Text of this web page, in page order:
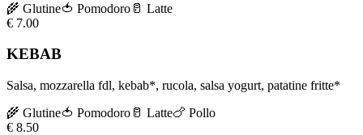
🌾 Glutine🍅 Pomodoro 🥛 Latte
€ 7.00
KEBAB
Salsa, mozzarella fdl, kebab*, rucola, salsa yogurt, patatine fritte*
🌾 Glutine🍅 Pomodoro 🥛 Latte🍗 Pollo
€ 8.50